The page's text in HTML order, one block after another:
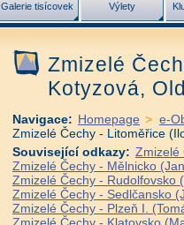
Galerie tisícovek Výlety
Zmizelé
Kotyzová,
Navigace: Homepage > e-
Zmizelé Čechy - Litoměřice
Související odkazy: Zmizelé
Zmizelé Čechy - Mělnicko
Zmizelé Čechy - Rudolfovsko
Zmizelé Čechy - Sedlčansko
Zmizelé Čechy - Plzeň I.